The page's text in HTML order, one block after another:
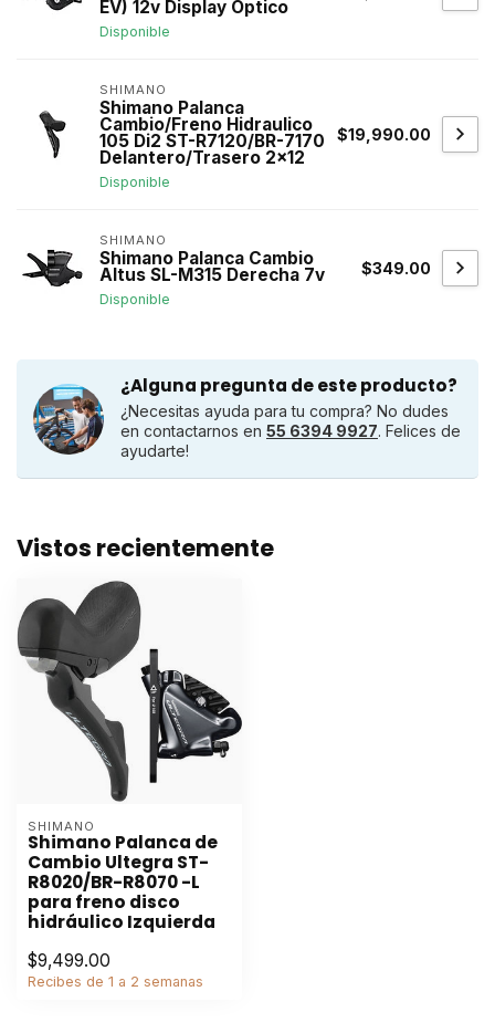
EV) 12v Display Optico
Disponible
SHIMANO
Shimano Palanca
Cambio/Freno Hidraulico
105 Di2 ST-R7120/BR-7170
Delantero/Trasero 2x12
Disponible
$19,990.00
SHIMANO
Shimano Palanca Cambio
Altus SL-M315 Derecha 7v
Disponible
$349.00
¿Alguna pregunta de este producto?
¿Necesitas ayuda para tu compra? No dudes
en contactarnos en 55 6394 9927. Felices de
ayudarte!
Vistos recientemente
SHIMANO
Shimano Palanca de
Cambio Ultegra ST-
R8020/BR-R8070 -L
para freno disco
hidráulico Izquierda
$9,499.00
Recibes de 1 a 2 semanas